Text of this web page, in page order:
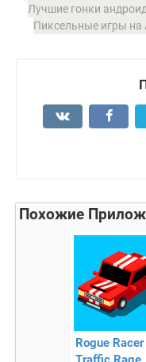
Лучшие гонки
Пиксельные игры на
Похожие
Rogue